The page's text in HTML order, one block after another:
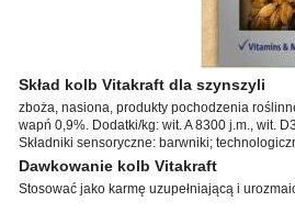
Skład kolb Vitakraft dla szynszyli
zboża, nasiona, produkty pochodzenia
wapń 0,9%. Dodatki/kg: wit. A 8300 j.m., wit.
Składniki sensoryczne: barwniki;
Dawkowanie kolb Vitakraft
Stosować jako karmę uzupełniającą i